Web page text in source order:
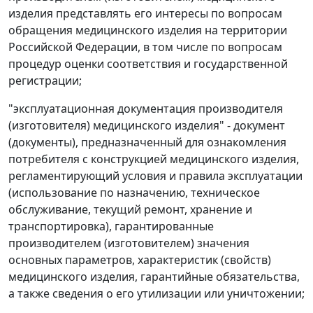
изделия представлять его интересы по вопросам
обращения медицинского изделия на территории
Российской Федерации, в том числе по вопросам
процедур оценки соответствия и государственной
регистрации;
"эксплуатационная документация производителя
(изготовителя) медицинского изделия" - документ
(документы), предназначенный для ознакомления
потребителя с конструкцией медицинского изделия,
регламентирующий условия и правила эксплуатации
(использование по назначению, техническое
обслуживание, текущий ремонт, хранение и
транспортировка), гарантированные
производителем (изготовителем) значения
основных параметров, характеристик (свойств)
медицинского изделия, гарантийные обязательства,
а также сведения о его утилизации или уничтожении;